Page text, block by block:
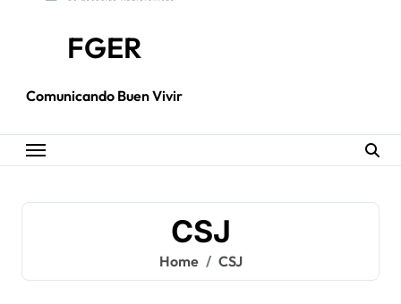
FGER
Comunicando Buen Vivir
CSJ
Home CSJ